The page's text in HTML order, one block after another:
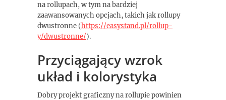
na rollupach, w tym na bardziej
zaawansowanych opcjach, takich jak rollupy
dwustronne (https://easystand.pl/rollup-
y/dwustronne/).
Przyciągający wzrok
układ i kolorystyka
Dobry projekt graficzny na rollupie powinien